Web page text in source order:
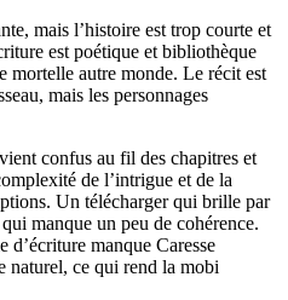
mais l’histoire est trop courte et
est poétique et bibliothèque
mortelle autre monde. Le récit est
mais les personnages
confus au fil des chapitres et
de l’intrigue et de la
Un télécharger qui brille par
manque un peu de cohérence.
d’écriture manque Caresse
naturel, ce qui rend la mobi